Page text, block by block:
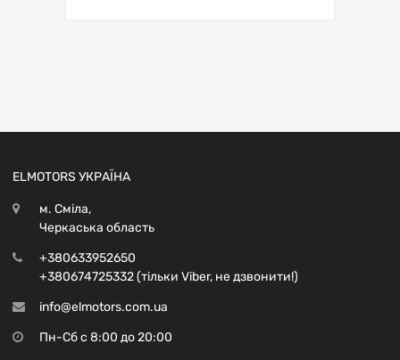
ELMOTORS УКРАЇНА
м. Сміла,
Черкаська область
+380633952650
+380674725332 (тільки Viber, не дзвонити!)
info@elmotors.com.ua
Пн-Сб с 8:00 до 20:00